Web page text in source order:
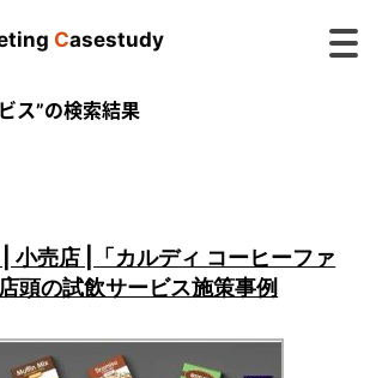
Casestudy
ス”の検索結果
小売店 |「カルディ コーヒーファ
頭の試飲サービス施策事例